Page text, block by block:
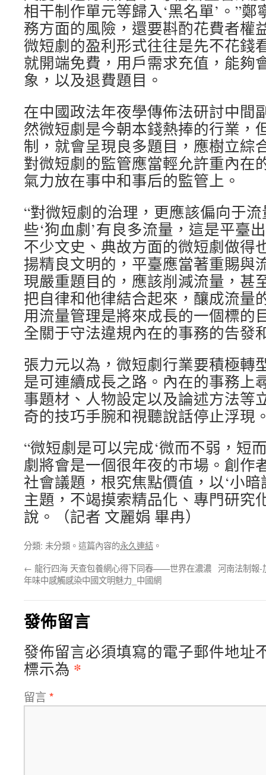
相干制作單元等歸入‘黑名單’。”
務方面的風險，還要斟酌花費者權
微短劇的盈利形式往往是先不花錢
就開端免費，用戶需求充值，能夠
象，以及退費題目。
在中國政法年夜學傳佈法研討中間
然微短劇是今朝本錢熱捧的行業，
制，就會呈現良多題目，應樹立綜
對微短劇的監管應當輕允許重內在
氣力放在事中和事后的監管上。
“對微短劇的治理，更應該偏向于
些‘狗血劇’有良多流量，這是平臺
不少文史、典故方面的微短劇做得
揚精良文明的，平臺應當著重賜與
現嚴重題目的，應該削減流量，甚
把自律和他律結合起來，釀成流量
用流量管理是將來成長的一個標的
全關于守法違規內在的事務的告發
張力元以為，微短劇行業要積極轉
是可連續成長之路。內在的事務上
事題材、人物設定以及論述方法等
奇的技巧手腕和視聽說話停止浮現
“微短劇是可以完成‘微而不弱，短
劇將會是一個很年夜的市場。創作
社會議題，根究焦點價值，以‘小
主題，不竭摸索精品化、專門研究
說。（記者 文麗娟 畢冉）
分類: 未分類。這篇內容的永久連結 。
← 龍行四海 天查包養網心得下同春——世界在濃濃
年味中感觸感染中國文明魅力_中國網
河南法制報-
發佈留言
發佈留言必須填寫的電子郵件地址
標示為 *
留言 *